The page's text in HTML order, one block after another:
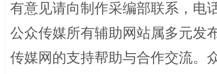
完善运行机制助力责任有效落实 一纸欠
有意见请向制作采编部联系，电
公众传媒所有辅助网站属多元发
传媒网的支持帮助与合作交流。